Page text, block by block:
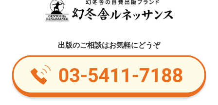
出版のご相談はお気軽にどうぞ